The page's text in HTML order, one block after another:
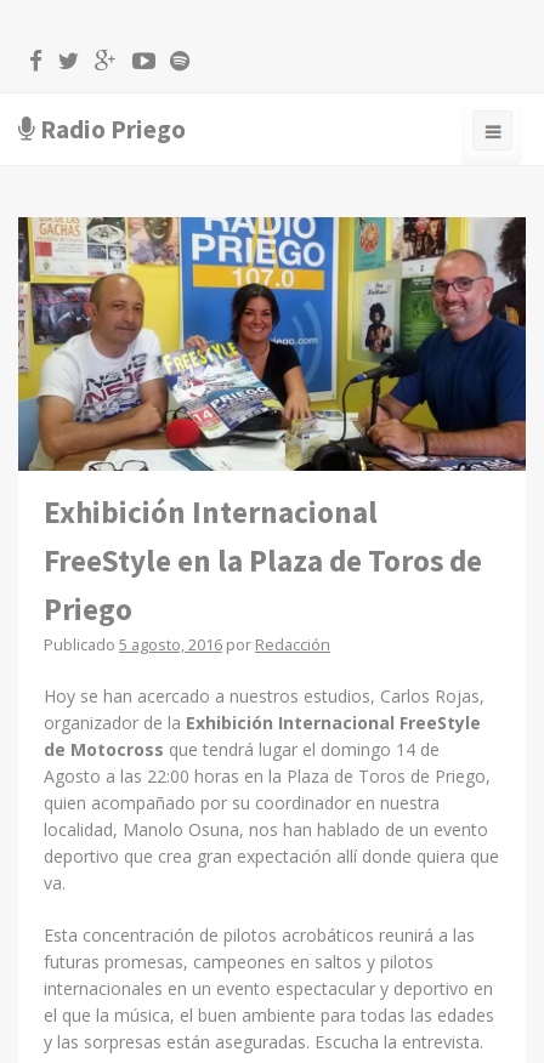
Radio Priego
Exhibición Internacional
FreeStyle en la Plaza de Toros de
Priego
Publicado 5 agosto, 2016por Redacción
Hoy se han acercado a nuestros estudios, Carlos Rojas,
organizador de la Exhibición Internacional FreeStyle
de Motocross que tendrá lugar el domingo 14 de
Agosto a las 22:00 horas en la Plaza de Toros de Priego,
quien acompañado por su coordinador en nuestra
localidad, Manolo Osuna, nos han hablado de un evento
deportivo que crea gran expectación allí donde quiera que
va.
Esta concentración de pilotos acrobáticos reunirá a las
futuras promesas, campeones en saltos y pilotos
internacionales en un evento espectacular y deportivo en
el que la música, el buen ambiente para todas las edades
y las sorpresas están aseguradas. Escucha la entrevista.